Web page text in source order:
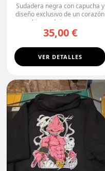
Sudadera negra con capucha y
diseño exclusivo de un corazón
biomecánico, con ...
35,00 €
VER DETALLES